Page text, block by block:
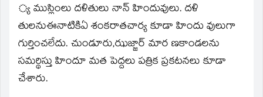
్య ముస్లింలు దళితులు నాన్‌ హిందువులు. దళి
తులనుఈనాటికిఏ శంకరాతచార్య కూడా హిందు వులుగా
గుర్తించలేదు. చుండూరు,ఝజ్జార్‌ మార ణకాండలను
సమర్థిస్తు హిందూ మత పెద్దలు పత్రిక ప్రకటనలు కూడా
చేశారు.